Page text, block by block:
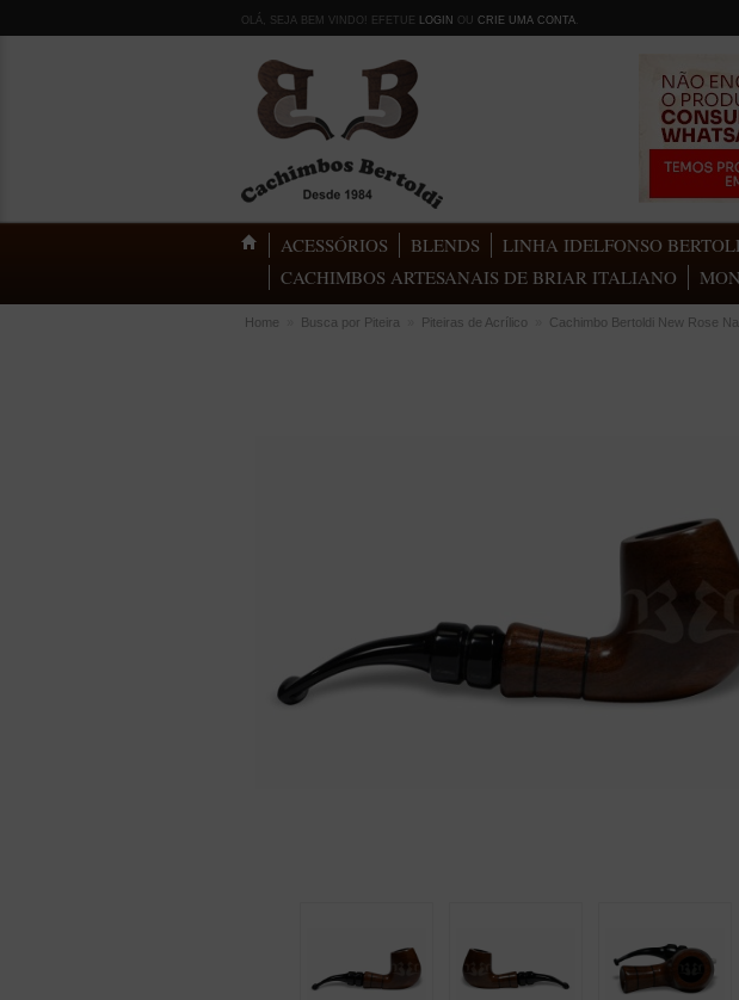
OLÁ, SEJA BEM VINDO! EFETUE LOGIN OU CRIE UMA CONTA.
ACESSÓRIOS BLENDS LINHA IDELFONSO
CACHIMBOS ARTESANAIS DE BRIAR ITALIANO
Home Busca por Piteira Piteiras de Acrílico Cachimbo Bertoldi New Rose